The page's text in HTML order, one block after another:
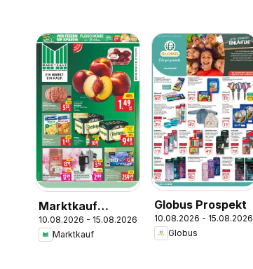
Marktkauf
Prospekt
10.08.2026 - 15.08.2026
Marktkauf
Globus Prospekt
10.08.2026 - 15.08.2026
Globus